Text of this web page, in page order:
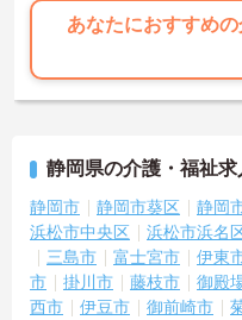
ており、多職種と連携しなが
用意されています。
★おすすめPOINT★
＜個別ＯＪＴとチーム連携で
・施設内には看護師が24時間
な医療処置は看護師が担当す
・介護スタッフと看護スタッ
者研修や実務者研修からでも
＜残業月7時間以下で身体の
・常勤で働くスタッフの比率
ト変更や無理な長時間勤務が
あなたにおすすめ
静岡県の介護・福祉
静岡市 静岡市葵区 静岡
浜松市中央区
浜松市浜名
三島市
富士宮市 伊東
市
掛川市 藤枝市 御殿
西市
伊豆市 御前崎市